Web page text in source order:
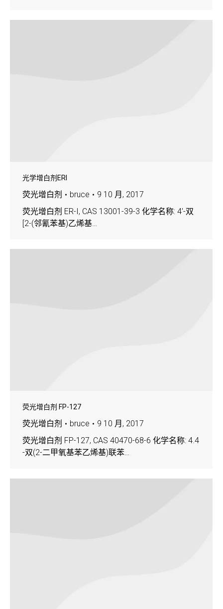
光学增白剂ERI
荧光增白剂 bruce
9 10 月, 2017
荧光增白剂 ER-I, CAS 13001-39-3 化学名称: 4′-双
[2-(邻氰苯基)乙烯基…
荧光增白剂 FP-127
荧光增白剂 bruce
9 10 月, 2017
荧光增白剂 FP-127, CAS 40470-68-6 化学名称: 4.4
-双(2-二甲氧基苯乙烯基)联苯…